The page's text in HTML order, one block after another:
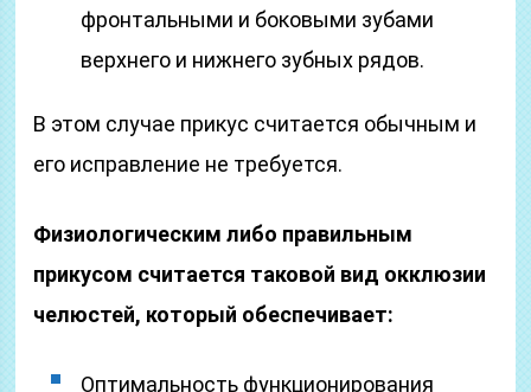
фронтальными и боковыми зубами
верхнего и нижнего зубных рядов.
В этом случае прикус считается обычным и
его исправление не требуется.
Физиологическим либо правильным
прикусом считается таковой вид окклюзии
челюстей, который обеспечивает:
Оптимальность функционирования